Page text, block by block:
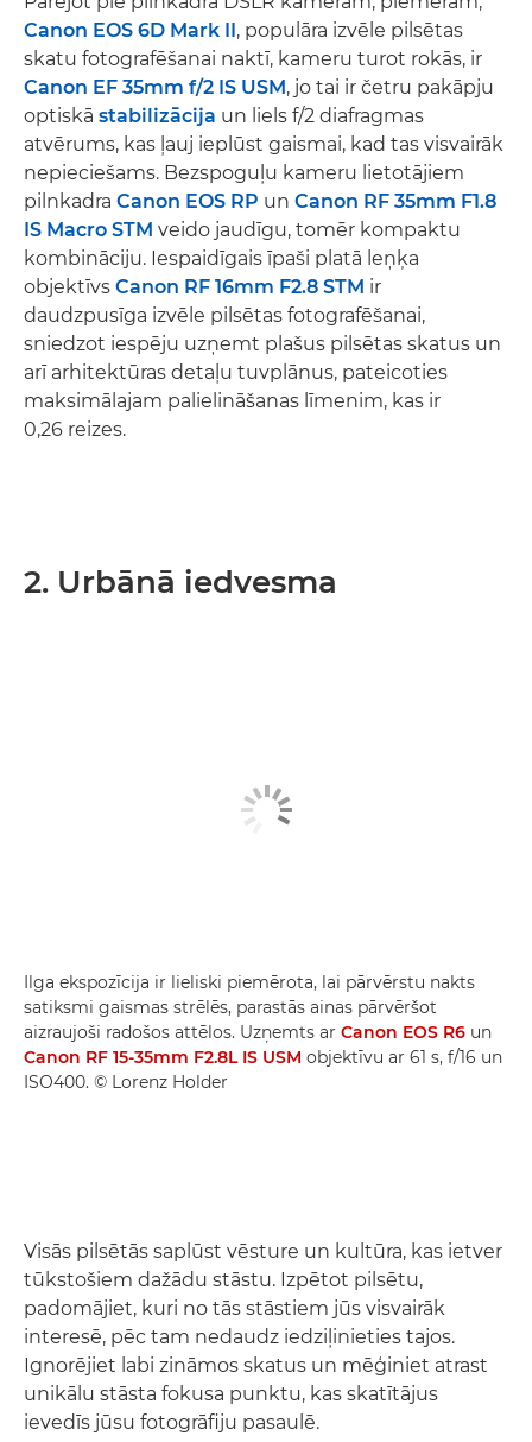
Canon EOS 6D Mark II, populāra izvēle pilsētas
skatu fotografēšanai naktī, kameru turot rokās, ir
Canon EF 35mm f/2 IS USM, jo tai ir četru pakāpju
optiskā stabilizācija un liels f/2 diafragmas
atvērums, kas ļauj ieplūst gaismai, kad tas visvairāk
nepieciešams. Bezspoguļu kameru lietotājiem
pilnkadra Canon EOS RP un Canon RF 35mm F1.8
IS Macro STM veido jaudīgu, tomēr kompaktu
kombināciju. Iespaidīgais īpaši platā leņķa
objektīvs Canon RF 16mm F2.8 STM ir
daudzpusīga izvēle pilsētas fotografēšanai,
sniedzot iespēju uzņemt plašus pilsētas skatus un
arī arhitektūras detaļu tuvplānus, pateicoties
maksimālajam palielināšanas līmenim, kas ir
0,26 reizes.
2. Urbānā iedvesma
Ilga ekspozīcija ir lieliski piemērota, lai pārvērstu nakts
satiksmi gaismas strēlēs, parastās ainas pārvēršot
aizraujoši radošos attēlos. Uzņemts ar Canon EOS R6 un
Canon RF 15-35mm F2.8L IS USM objektīvu ar 61 s, f/16 un
ISO400. © Lorenz Holder
Visās pilsētās saplūst vēsture un kultūra, kas ietver
tūkstošiem dažādu stāstu. Izpētot pilsētu,
padomājiet, kuri no tās stāstiem jūs visvairāk
interesē, pēc tam nedaudz iedziļinieties tajos.
Ignorējiet labi zināmos skatus un mēģiniet atrast
unikālu stāsta fokusa punktu, kas skatītājus
ievedīs jūsu fotogrāfiju pasaulē.